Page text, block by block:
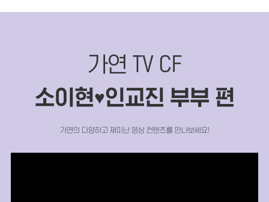
가연 TV CF
소이현♥인교진 부부 편
가연의 다양하고 재미난 영상 컨텐츠를 만나보세요!